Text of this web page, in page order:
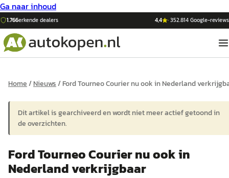
Ga naar inhoud
1.766erkende dealers 4,4 ·352.814Google-reviews
Home/Nieuws/Ford Tourneo Courier nu ook in Nederland
Dit artikel is gearchiveerd en wordt niet meer actief getoond in
de overzichten.
Ford Tourneo Courier nu ook in
Nederland verkrijgbaar